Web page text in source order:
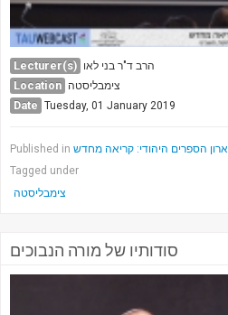
Lecturer(s) הרב ד"ר בני לאו
Location צימבליסטה
Date Tuesday, 01 January 2019
Published in ארון הספרים היהודי: קריאה מחדש
Tagged under
צימבליסטה
סודותיו של מורה הנבוכים